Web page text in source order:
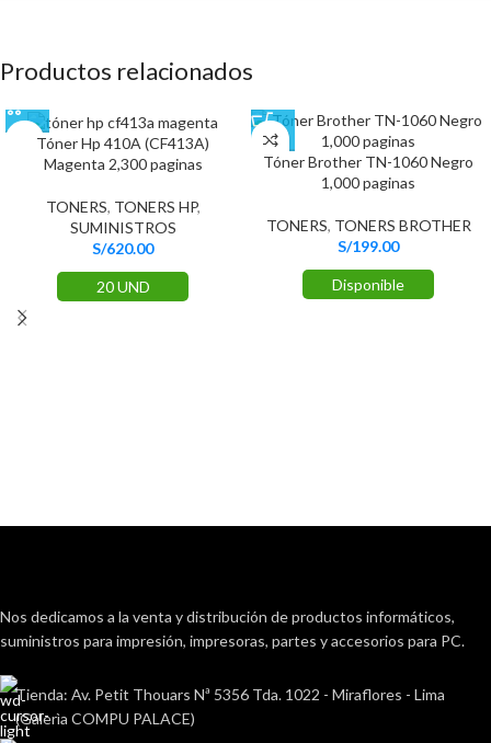
Productos relacionados
Tóner Hp 410A (CF413A)
Magenta 2,300 paginas
TONERS, TONERS HP,
SUMINISTROS
S/620.00
20 UND
Tóner Brother TN-1060 Negro
1,000 paginas
TONERS, TONERS BROTHER
S/199.00
Disponible
Nos dedicamos a la venta y distribución de productos informáticos,
suministros para impresión, impresoras, partes y accesorios para PC.
Tienda: Av. Petit Thouars Nª 5356 Tda. 1022 - Miraflores - Lima
(Galerìa COMPU PALACE)